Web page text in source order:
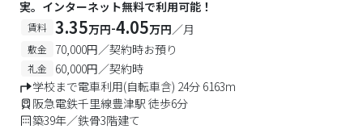
実。インターネット無料で利用可能！
賃料 3.35万円-4.05万円／月
敷金 70,000円／契約時お預り
礼金
60,000円／契約時
学校まで電車利用(自転車含) 24分 6163m
阪急電鉄千里線豊津駅 徒歩6分
築39年／鉄骨3階建て